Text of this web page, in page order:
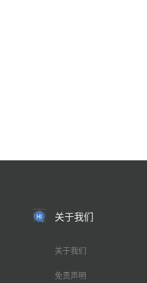
关于我们
关于我们
免责声明